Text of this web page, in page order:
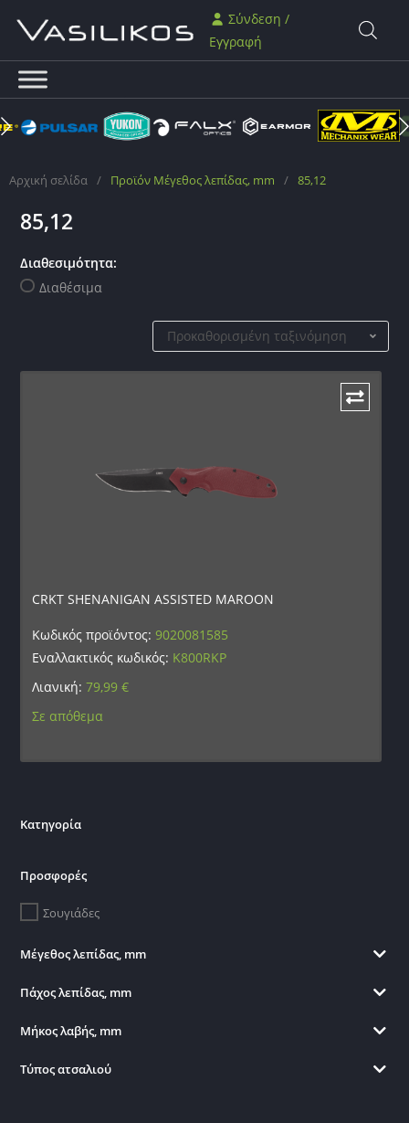
Σύνδεση /
Εγγραφή
Αρχική σελίδα / Προϊόν Μέγεθος λεπίδας, mm / 85,12
85,12
Διαθεσιμότητα:
Διαθέσιμα
Προκαθορισμένη ταξινόμηση
CRKT SHENANIGAN ASSISTED MAROON
Κωδικός προϊόντος:9020081585
Εναλλακτικός κωδικός: K800RKP
Λιανική:79,99€
Σε απόθεμα
Κατηγορία
Προσφορές
Σουγιάδες
Μέγεθος λεπίδας, mm
Πάχος λεπίδας, mm
Μήκος λαβής, mm
Τύπος ατσαλιού